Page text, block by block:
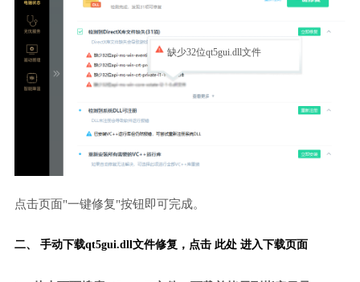
缺少32位qt5gui.dll文件
点击页面"一键修复"按钮即可完成。
二、 手动下载qt5gui.dll文件修复， 点击 此处 进入下载页面